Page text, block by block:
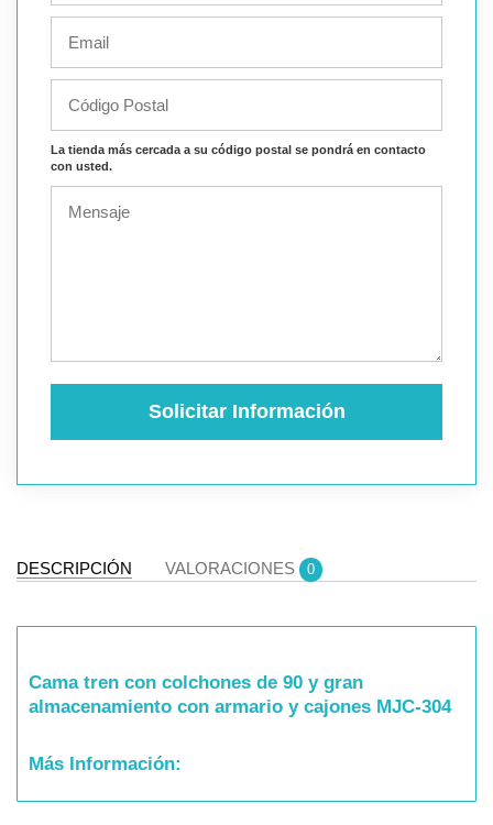
La tienda más cercada a su código postal se pondrá en contacto
con usted.
Solicitar Información
DESCRIPCIÓN VALORACIONES 0
Cama tren con colchones de 90 y gran
almacenamiento con armario y cajones MJC-304
Más Información: